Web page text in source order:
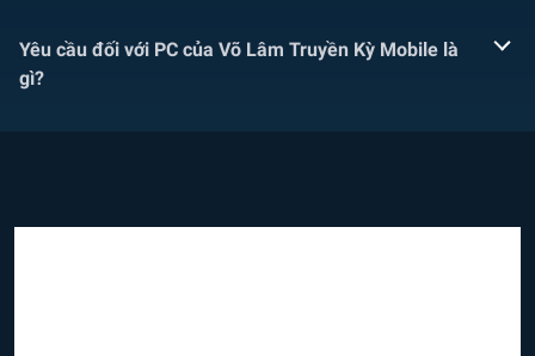
Yêu cầu đối với PC của Võ Lâm Truyền Kỳ Mobile là
gì?